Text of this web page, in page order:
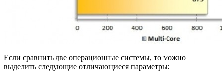
Если сравнить две операционные системы, то можно
выделить следующие отличающиеся параметры: